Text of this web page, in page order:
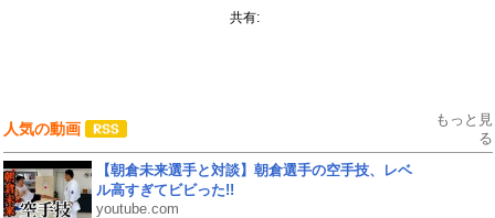
共有:
人気の動画
もっと見
る
【朝倉未来選手と対談】朝倉選手の空手技、レベ
ル高すぎてビビった!!
youtube.com